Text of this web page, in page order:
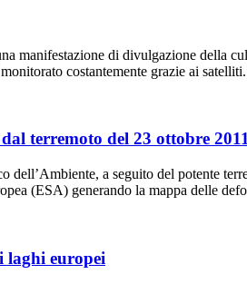
manifestazione di divulgazione della
costantemente grazie ai
terremoto del 23 ottobre
dell’Ambiente, a seguito del potente
(ESA) generando la mappa delle
laghi europei